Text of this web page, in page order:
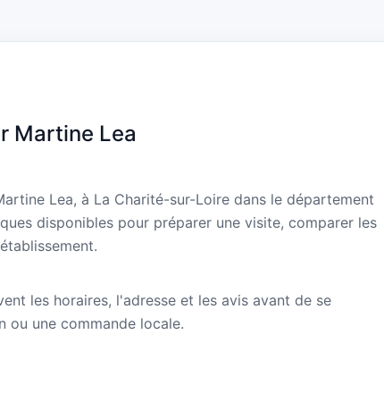
Martine Lea
Lea, à La Charité-sur-Loire dans le département
disponibles pour préparer une visite, comparer les
les horaires, l'adresse et les avis avant de se
ou une commande locale.